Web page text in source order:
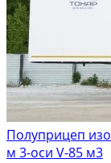
Полуприцеп
м 3-оси V-85 м3